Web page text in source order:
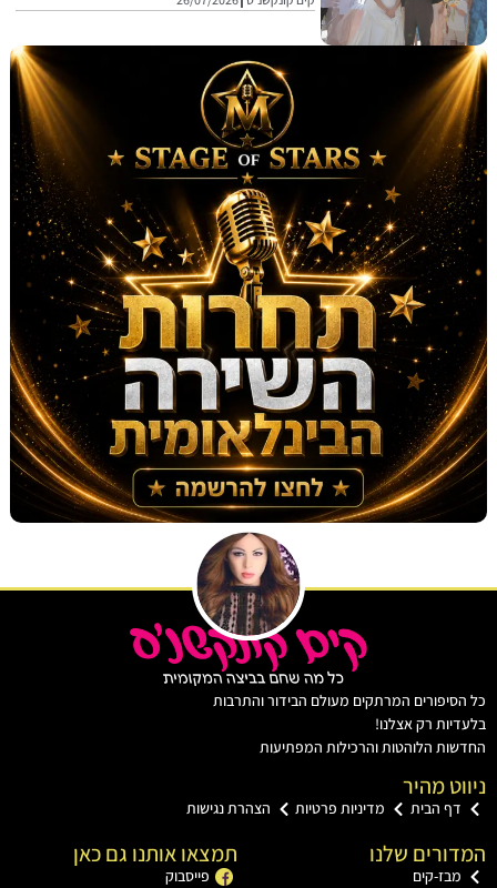
המרתקים מעולם הבידור והתרבות
רק אצלנו!
הלוהטות והרכילות המפתיעות
מהיר
הבית מדיניות פרטיות הצהרת נגישות
שלנו
קים
תמצאו אותנו גם כאן
פייסבוק